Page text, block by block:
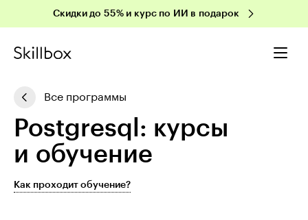
Скидки до 55% и курс по ИИ в подарок
Все программы
Postgresql: курсы
и обучение
Как проходит обучение?